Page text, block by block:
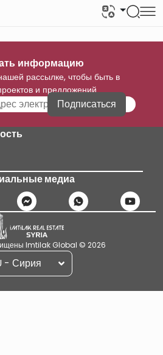
информацию
рассылке, чтобы быть в
и предложений
Подписаться
медиа
Imtilak Global © 2026
- Сирия